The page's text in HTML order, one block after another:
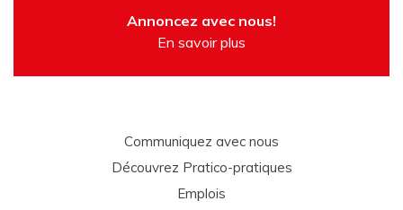
Annoncez avec nous!
En savoir plus
Communiquez avec nous
Découvrez Pratico-pratiques
Emplois